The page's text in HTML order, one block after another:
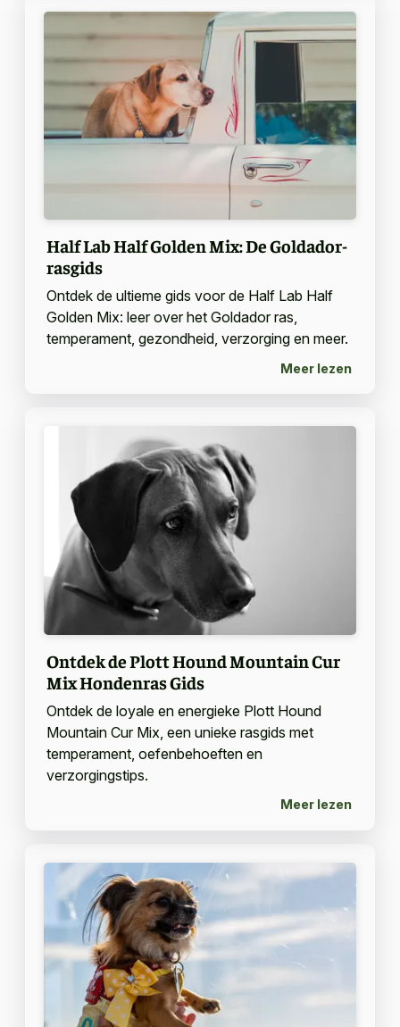
Half Lab Half Golden Mix: De Goldador-
rasgids
Ontdek de ultieme gids voor de Half Lab Half
Golden Mix: leer over het Goldador ras,
temperament, gezondheid, verzorging en meer.
Meer lezen
Ontdek de Plott Hound Mountain Cur
Mix Hondenras Gids
Ontdek de loyale en energieke Plott Hound
Mountain Cur Mix, een unieke rasgids met
temperament, oefenbehoeften en
verzorgingstips.
Meer lezen